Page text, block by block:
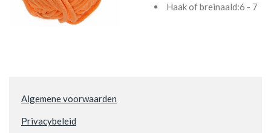
Haak of breinaald:6 - 7
Algemene voorwaarden
Privacybeleid